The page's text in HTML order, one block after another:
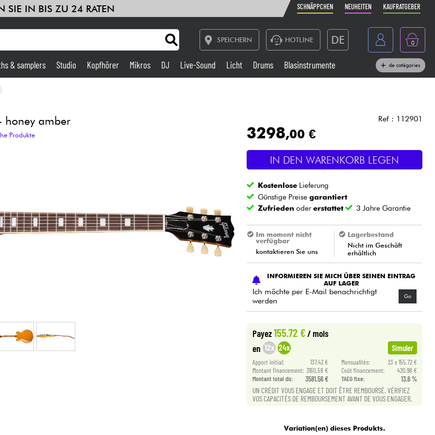
SIE IN BIS ZU 24 RATEN SCHNÄPPCHEN NEUHEITEN KAUFRATGEBER
SPEICHERN HOTLINE DE
Belgique
Nederland
0
Studio
Live-Sound
Blasinstrumente
Kabel & Zubehöre
Bundle
& samplers Studio Kopfhörer Mikros DJ Live-Sound Licht Drums Blasinstrumente de catégories
honey amber
Produkte
Ref : 112901
3298,00 €
IN DEN WARENKORB LEGEN
Kostenlose Lieferung
Günstige Preisegarantiert
Zufrieden odererstattet 3 Jahre Garantie
Im moment nicht
verfügbar
kontaktieren Sie uns
Lagerbestand
Nicht im Geschäft
erhältlich
INFORMIEREN SIE MICH ÜBER SEINEN EINTRAG
AUF LAGER
Ich möchte per E-Mail benachrichtigt
werden
Go
Payez155.72 €/ mois
en 12x 24x Simuler
Apport initial: 137.42 € Mensualités:
23 x 155.72 €
Montant financement: 3160.58 € Coût financement:
420.98 €
Montant total dù:
3581.56 € TAEG fixe: 13.6 %
UN CRÉDIT VOUS ENGAGE ET DOIT ÊTRE REMBOURSÉ. VÉRIFIEZ
VOS CAPACITÉS DE REMBOURSEMENT AVANT DE VOUS ENGAGER.
Variation(en) dieses Produkts.